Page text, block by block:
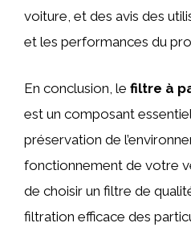
voiture, et des avis des
et les performances du
En conclusion, le filtre à
est un composant
préservation de
fonctionnement de votre
de choisir un filtre de
filtration efficace des